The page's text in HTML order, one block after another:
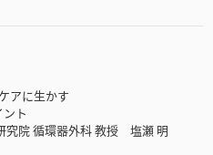
アに生かす
ト
院 循環器外科 教授 塩瀬 明